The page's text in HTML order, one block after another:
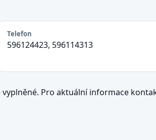
Telefon
596124423, 596114313
Pro aktuální informace